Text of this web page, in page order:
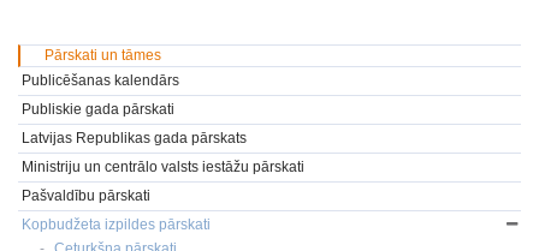
Pārskati un tāmes
Publicēšanas kalendārs
Publiskie gada pārskati
Latvijas Republikas gada pārskats
Ministriju un centrālo valsts iestāžu pārskati
Pašvaldību pārskati
Kopbudžeta izpildes pārskati